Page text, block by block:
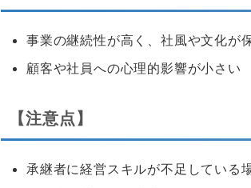
事業の継続性が高く、社風や文化が
顧客や社員への心理的影響が小さい
【注意点】
承継者に経営スキルが不足している